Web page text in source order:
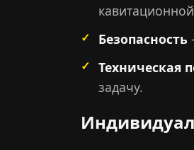
Безопасность
Техническая
задачу.